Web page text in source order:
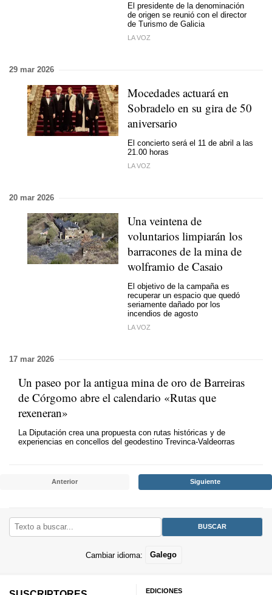
El presidente de la denominación
de origen se reunió con el director
de Turismo de Galicia
LA VOZ
29 mar 2026
Mocedades actuará en
Sobradelo en su gira de 50
aniversario
El concierto será el 11 de abril a las
21.00 horas
LA VOZ
20 mar 2026
Una veintena de
voluntarios limpiarán los
barracones de la mina de
wolframio de Casaio
El objetivo de la campaña es
recuperar un espacio que quedó
seriamente dañado por los
incendios de agosto
LA VOZ
17 mar 2026
Un paseo por la antigua mina de oro de Barreiras
de Córgomo abre el calendario «Rutas que
rexeneran»
La Diputación crea una propuesta con rutas históricas y de
experiencias en concellos del geodestino Trevinca-Valdeorras
Anterior Siguiente
Cambiar idioma: Galego
EDICIONES